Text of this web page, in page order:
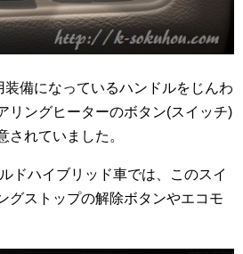
装備になっているハンドルをじんわ
リングヒーターのボタン(スイッチ)
されていました。
ドハイブリッド車では、このスイ
グストップの解除ボタンやエコモ